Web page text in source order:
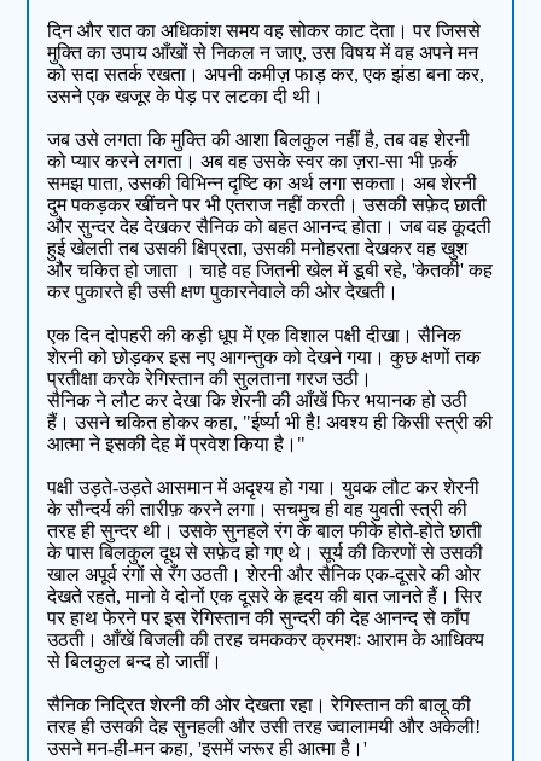
दिन और रात का अधिकांश समय वह सोकर काट देता। पर जिससे
मुक्ति का उपाय आँखों से निकल न जाए, उस विषय में वह अपने मन
को सदा सतर्क रखता। अपनी कमीज़ फाड़ कर, एक झंडा बना कर,
उसने एक खजूर के पेड़ पर लटका दी थी।
जब उसे लगता कि मुक्ति की आशा बिलकुल नहीं है, तब वह शेरनी
को प्यार करने लगता। अब वह उसके स्वर का ज़रा-सा भी फ़र्क
समझ पाता, उसकी विभिन्न दृष्टि का अर्थ लगा सकता। अब शेरनी
दुम पकड़कर खींचने पर भी एतराज नहीं करती। उसकी सफ़ेद छाती
और सुन्दर देह देखकर सैनिक को बहत आनन्द होता। जब वह कूदती
हुई खेलती तब उसकी क्षिप्रता, उसकी मनोहरता देखकर वह खुश
और चकित हो जाता । चाहे वह जितनी खेल में डूबी रहे, 'केतकी' कह
कर पुकारते ही उसी क्षण पुकारनेवाले की ओर देखती।
एक दिन दोपहरी की कड़ी धूप में एक विशाल पक्षी दीखा। सैनिक
शेरनी को छोड़कर इस नए आगन्तुक को देखने गया। कुछ क्षणों तक
प्रतीक्षा करके रेगिस्तान की सुलताना गरज उठी।
सैनिक ने लौट कर देखा कि शेरनी की आँखें फिर भयानक हो उठी
हैं। उसने चकित होकर कहा, "ईर्ष्या भी है! अवश्य ही किसी स्त्री की
आत्मा ने इसकी देह में प्रवेश किया है।"
पक्षी उड़ते-उड़ते आसमान में अदृश्य हो गया। युवक लौट कर शेरनी
के सौन्दर्य की तारीफ़ करने लगा। सचमुच ही वह युवती स्त्री की
तरह ही सुन्दर थी। उसके सुनहले रंग के बाल फीके होते-होते छाती
के पास बिलकुल दूध से सफ़ेद हो गए थे। सूर्य की किरणों से उसकी
खाल अपूर्व रंगों से रँग उठती। शेरनी और सैनिक एक-दूसरे की ओर
देखते रहते, मानो वे दोनों एक दूसरे के हृदय की बात जानते हैं। सिर
पर हाथ फेरने पर इस रेगिस्तान की सुन्दरी की देह आनन्द से काँप
उठती। आँखें बिजली की तरह चमककर क्रमशः आराम के आधिक्य
से बिलकुल बन्द हो जातीं।
सैनिक निद्रित शेरनी की ओर देखता रहा। रेगिस्तान की बालू की
तरह ही उसकी देह सुनहली और उसी तरह ज्वालामयी और अकेली!
उसने मन-ही-मन कहा, 'इसमें जरूर ही आत्मा है।'